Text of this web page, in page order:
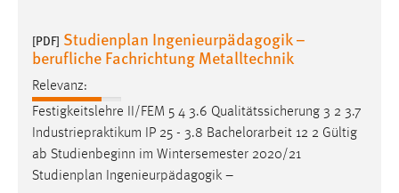
[PDF] Studienplan Ingenieurpädagogik –
berufliche Fachrichtung Metalltechnik
Relevanz:
Festigkeitslehre II/FEM 5 4 3.6 Qualitätssicherung 3 2 3.7
Industriepraktikum IP 25 - 3.8 Bachelorarbeit 12 2 Gültig
ab Studienbeginn im Wintersemester 2020/21
Studienplan Ingenieurpädagogik –